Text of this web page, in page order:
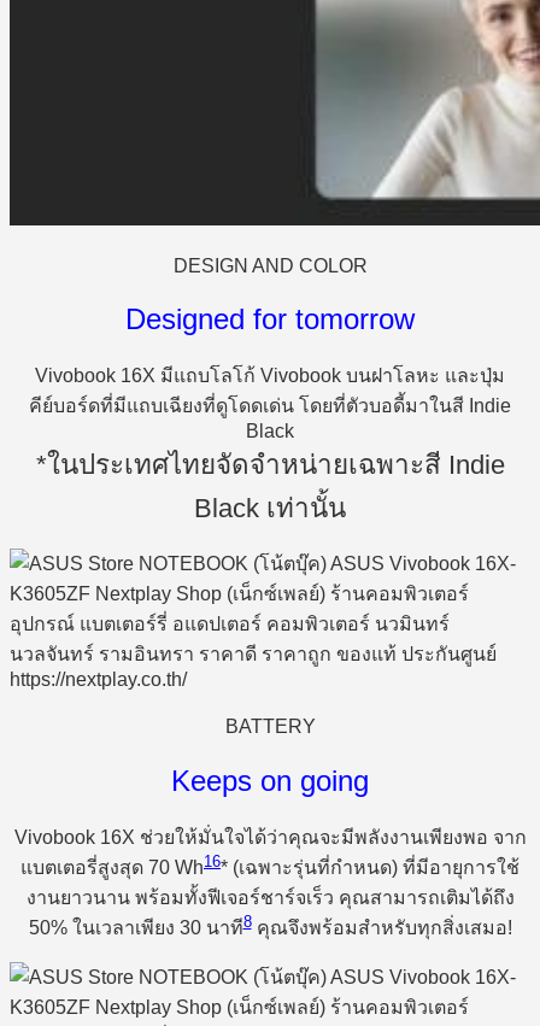
DESIGN AND COLOR
Designed for tomorrow
Vivobook 16X มีแถบโลโก้ Vivobook บนฝาโลหะ และปุ่ม
คีย์บอร์ดที่มีแถบเฉียงที่ดูโดดเด่น โดยที่ตัวบอดี้มาในสี Indie
Black
*ในประเทศไทยจัดจำหน่ายเฉพาะสี Indie
Black เท่านั้น
BATTERY
Keeps on going
Vivobook 16X ช่วยให้มั่นใจได้ว่าคุณจะมีพลังงานเพียงพอ จาก
แบตเตอรี่สูงสุด 70 Wh16* (เฉพาะรุ่นที่กำหนด) ที่มีอายุการใช้
งานยาวนาน พร้อมทั้งฟีเจอร์ชาร์จเร็ว คุณสามารถเติมได้ถึง
50% ในเวลาเพียง 30 นาที8คุณจึงพร้อมสำหรับทุกสิ่งเสมอ!